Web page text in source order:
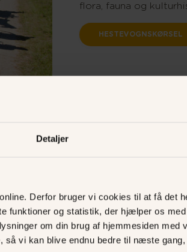
Detaljer
Derfor bruger vi cookies til at få det
funktioner og statistik, der hjælper os
om din brug af hjemmesiden med
så vi kan blive endnu bedre til næste
flora, fauna og
HESTEVOGNSKØRSEL
Christian 6. jagtslot i
fik navn efter et